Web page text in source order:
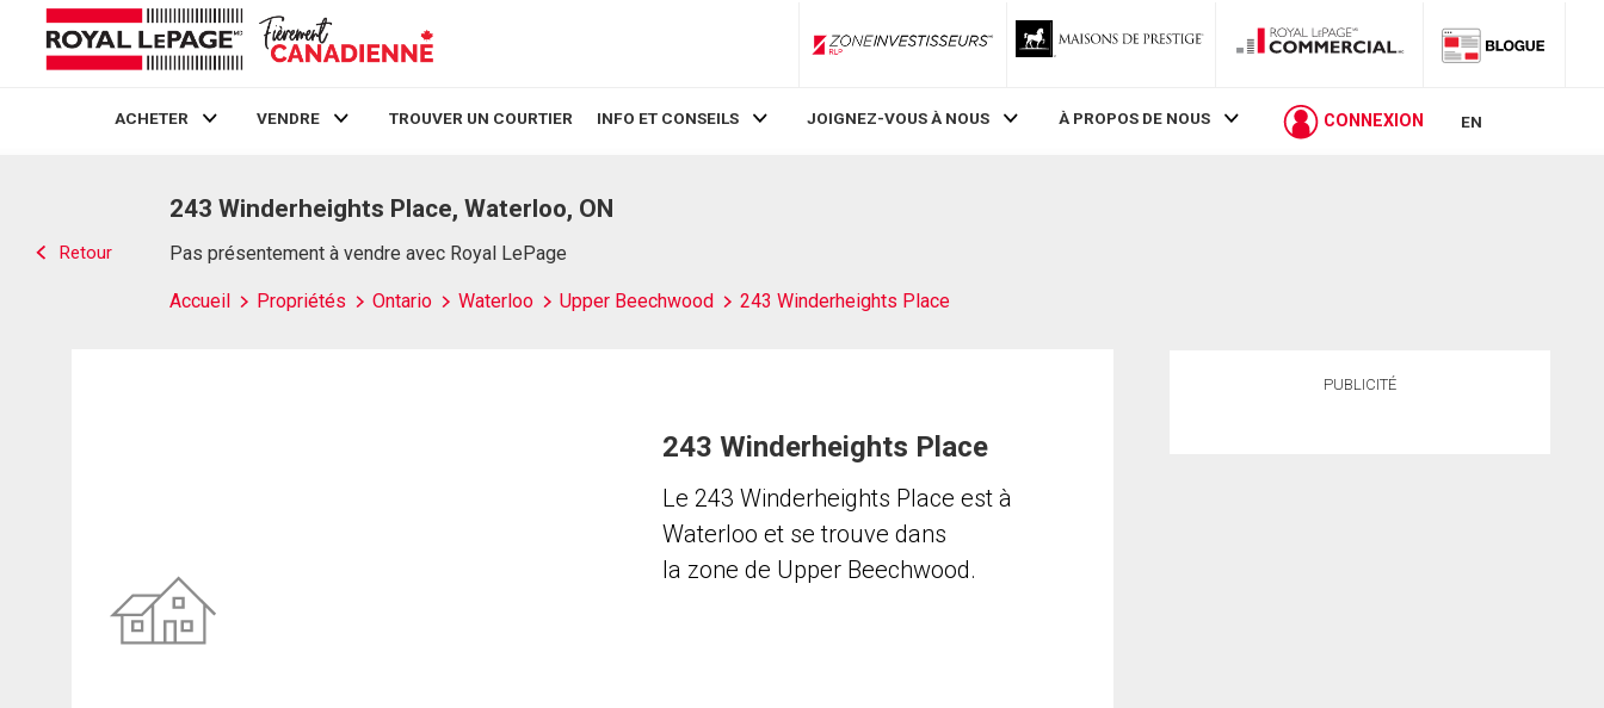
ZoneInvestisseurs RLP
ACHETER VENDRE TROUVER UN COURTIER INFO ET CONSEILS JOIGNEZ-VOUS À NOUS À PROPOS DE NOUS CONNEXION EN
Retour
243 Winderheights Place, Waterloo, ON
Pas présentement à vendre avec Royal LePage
Accueil Propriétés Ontario Waterloo Upper Beechwood 243 Winderheights Place
243 Winderheights Place
Le 243 Winderheights Place est à
Waterloo et se trouve dans
la zone de Upper Beechwood.
PUBLICITÉ